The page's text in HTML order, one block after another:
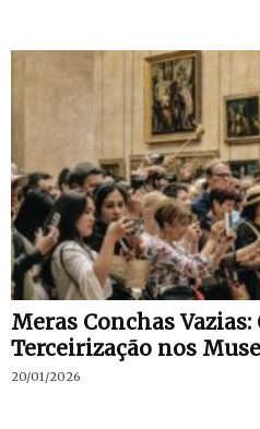
Meras Conchas
Terceirização nos
20/01/2026